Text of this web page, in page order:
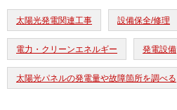
太陽光発電関連工事 設備保全/修理
電力・クリーンエネルギー 発電設備
太陽光パネルの発電量や故障箇所を調べる